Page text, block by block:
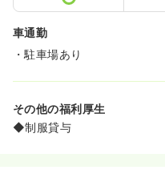
車通勤
・駐車場あり
その他の福利厚生
◆制服貸与